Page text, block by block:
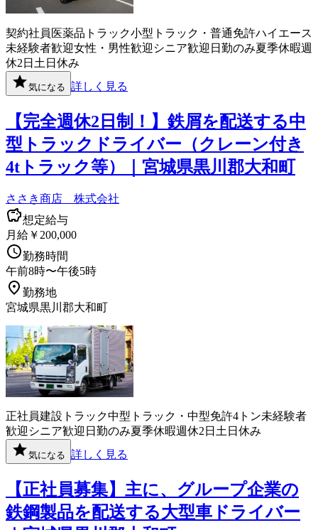
契約社員 医薬品 トラック小型トラック・普通免許ハイエース
未経験者歓迎女性・男性歓迎 シニア歓迎 日勤のみ夏季休暇週
休2日 土日休み
気になる 詳しく見る
【完全週休2日制！】鉄屑を配送する中
型トラックドライバー（クレーン付き
4tトラック等）｜宮城県黒川郡大和町
ささき商店 株式会社
想定給与
月給￥200,000
勤務時間
午前8時〜午後5時
勤務地
宮城県黒川郡大和町
正社員建設 トラック中型トラック・中型免許4トン未経験者
歓迎 シニア歓迎 日勤のみ夏季休暇週休2日 土日休み
気になる 詳しく見る
【正社員募集】主に、グループ企業の
鉄鋼製品を配送する大型車ドライバー